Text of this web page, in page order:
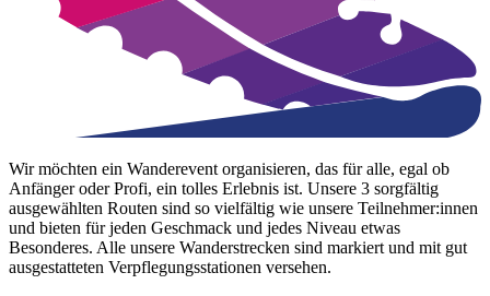
Wir möchten ein Wanderevent organisieren, das für alle, egal ob
Anfänger oder Profi, ein tolles Erlebnis ist. Unsere 3 sorgfältig
ausgewählten Routen sind so vielfältig wie unsere Teilnehmer:innen
und bieten für jeden Geschmack und jedes Niveau etwas
Besonderes. Alle unsere Wanderstrecken sind markiert und mit gut
ausgestatteten Verpflegungsstationen versehen.